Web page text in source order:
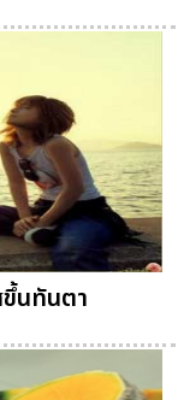
นทันตา